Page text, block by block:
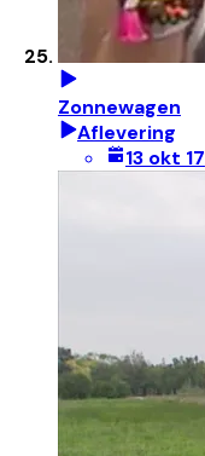
Zonnewagen
Aflevering
13 okt 17